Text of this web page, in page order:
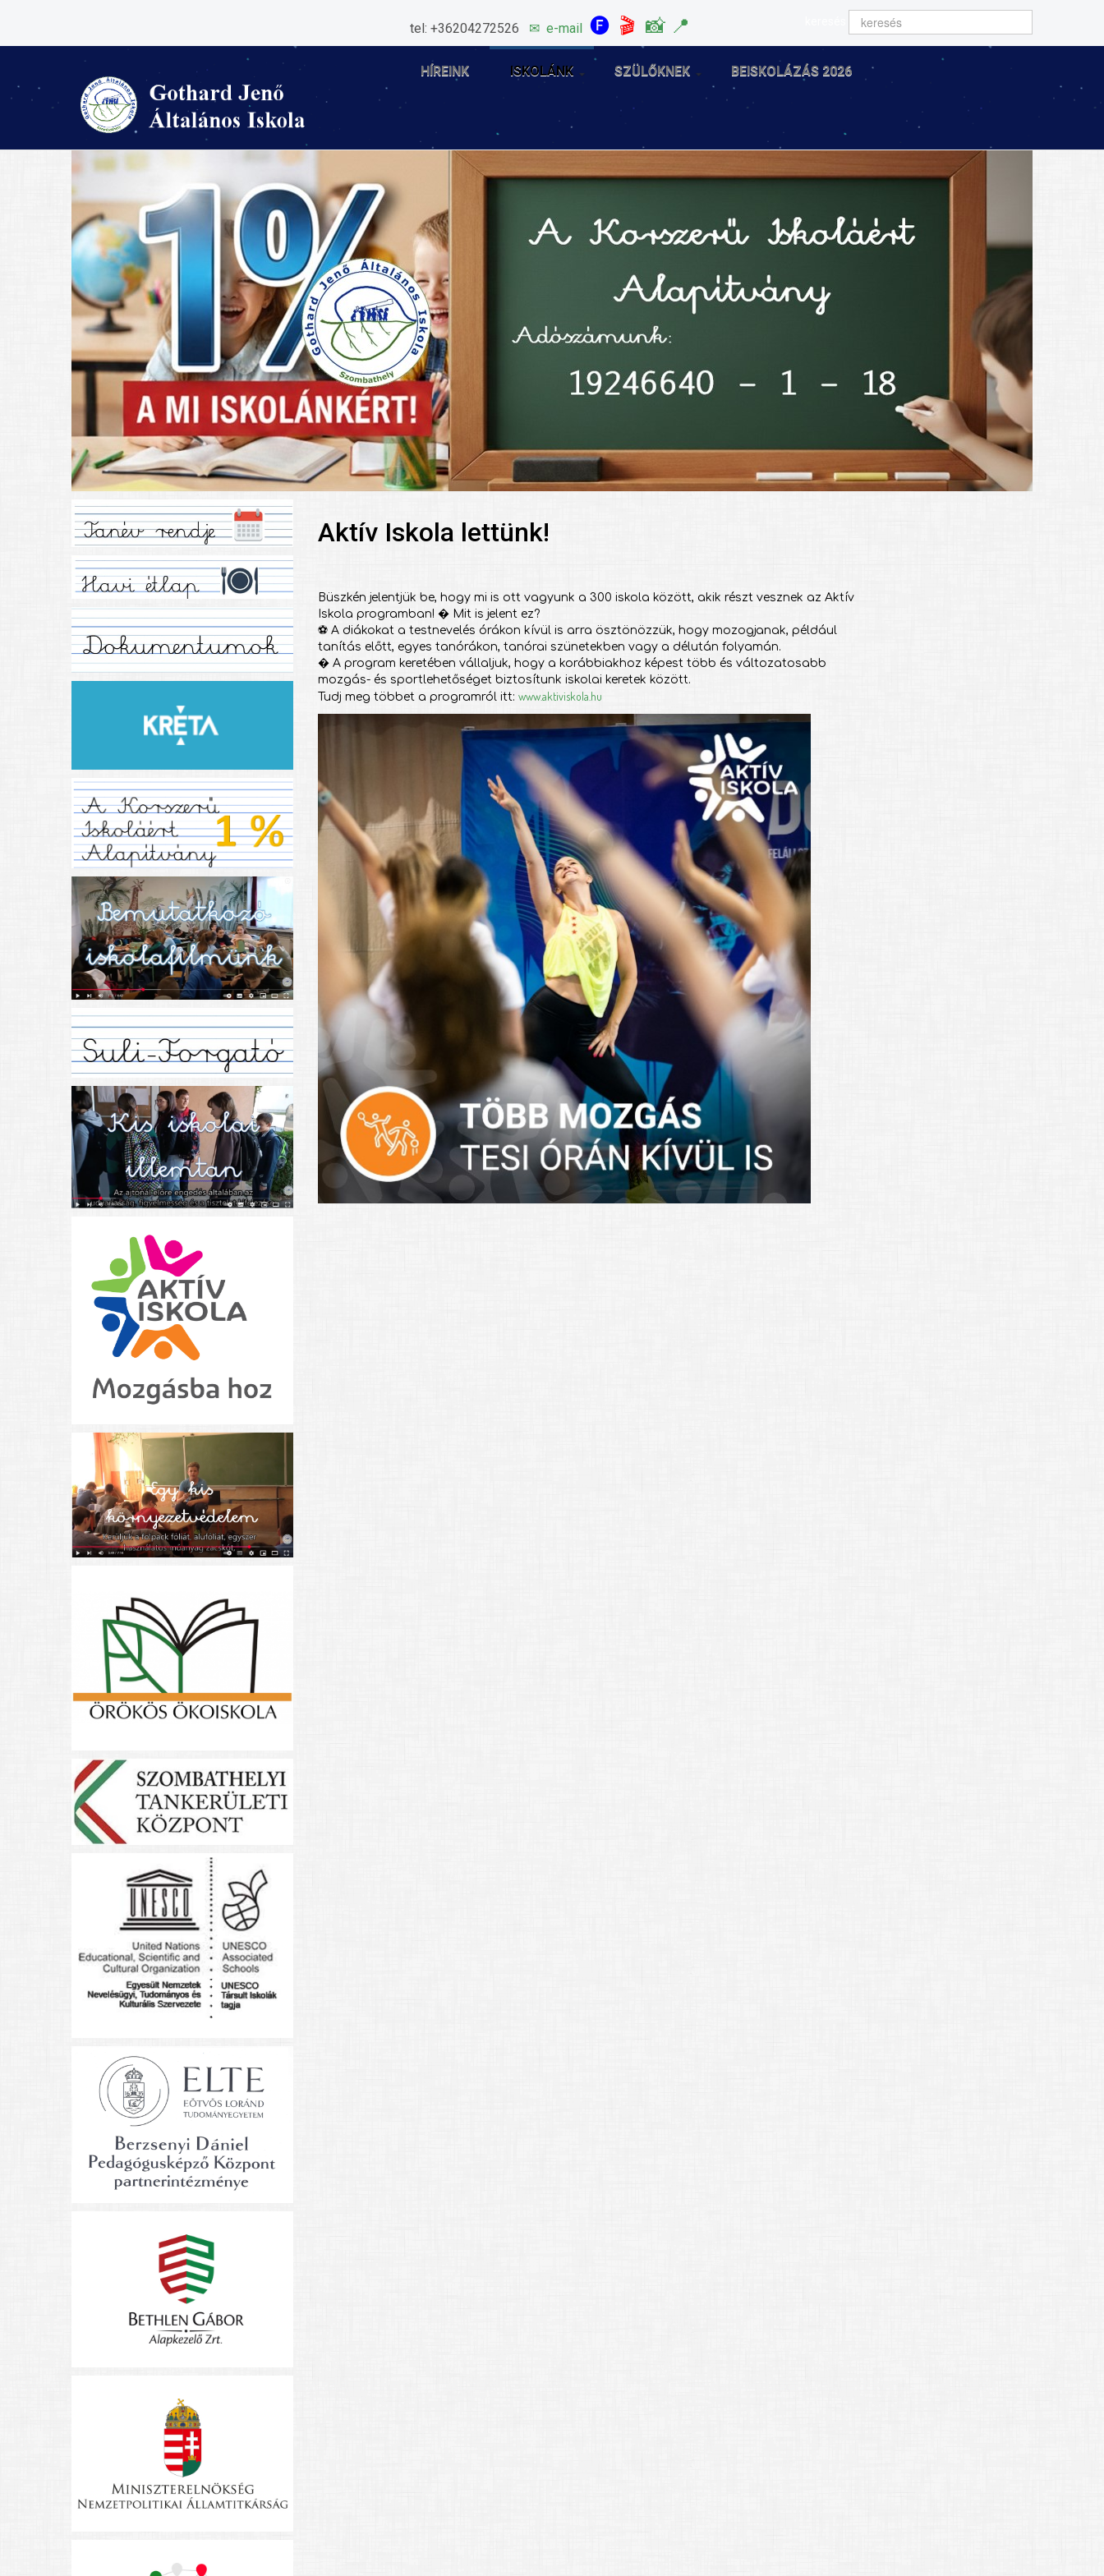
tel: +36204272526 ✉ e-mail 🅕 🎬 📸 📍
HÍREINK ISKOLÁNK SZÜLŐKNEK BEISKOLÁZÁS 2026
Aktív Iskola lettünk!
Büszkén jelentjük be, hogy mi is ott vagyunk a 300 iskola között, akik részt vesznek az Aktív
Iskola programban! � Mit is jelent ez?
⚽ A diákokat a testnevelés órákon kívül is arra ösztönözzük, hogy mozogjanak, például
tanítás előtt, egyes tanórákon, tanórai szünetekben vagy a délután folyamán.
� A program keretében vállaljuk, hogy a korábbiakhoz képest több és változatosabb
mozgás- és sportlehetőséget biztosítunk iskolai keretek között.
Tudj meg többet a programról itt: www.aktiviskola.hu